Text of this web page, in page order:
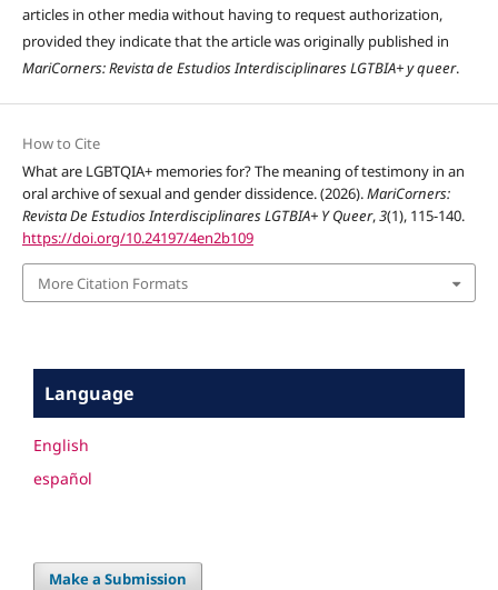
articles in other media without having to request authorization,
provided they indicate that the article was originally published in
MariCorners: Revista de Estudios Interdisciplinares LGTBIA+ y queer.
How to Cite
What are LGBTQIA+ memories for? The meaning of testimony in an
oral archive of sexual and gender dissidence. (2026).MariCorners:
Revista De Estudios Interdisciplinares LGTBIA+ Y Queer,3(1), 115-140.
https://doi.org/10.24197/4en2b109
More Citation Formats
Language
English
español
Make a Submission